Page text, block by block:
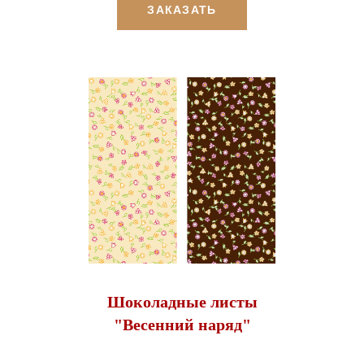
ЗАКАЗАТЬ
Шоколадные листы
"Весенний наряд"